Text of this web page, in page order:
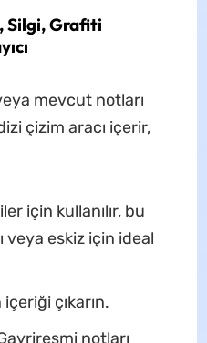
Silgi, Grafiti
mevcut notları
çizim aracı içerir,
için kullanılır, bu
veya eskiz için ideal
çıkarın.
notları